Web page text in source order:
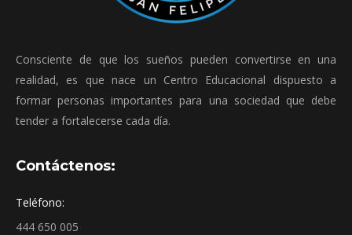
Consciente de que los sueños pueden convertirse en una
realidad, es que nace un Centro Educacional dispuesto a
formar personas importantes para una sociedad que debe
tender a fortalecerse cada día.
Contáctenos:
Teléfono:
444 650 005